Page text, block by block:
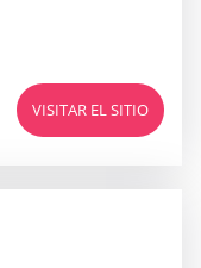
VISITAR EL SITIO